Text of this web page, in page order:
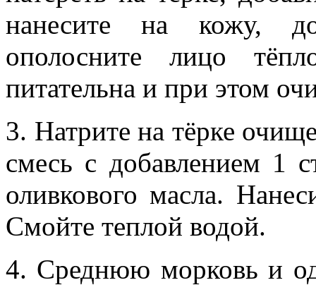
нанесите на кожу,
ополосните лицо
питательна и при этом
3. Натрите на тёрке
смесь с добавлением 1
оливкового масла.
Смойте теплой водой.
4. Среднюю морковь и